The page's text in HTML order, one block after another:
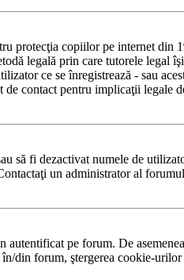
copiilor pe internet din
legală prin care tutorele legal
ce se înregistrează - sau
contact pentru implicaţii legale
să fi dezactivat numele de
un administrator al
pe forum. De
din forum, ştergerea cookie-